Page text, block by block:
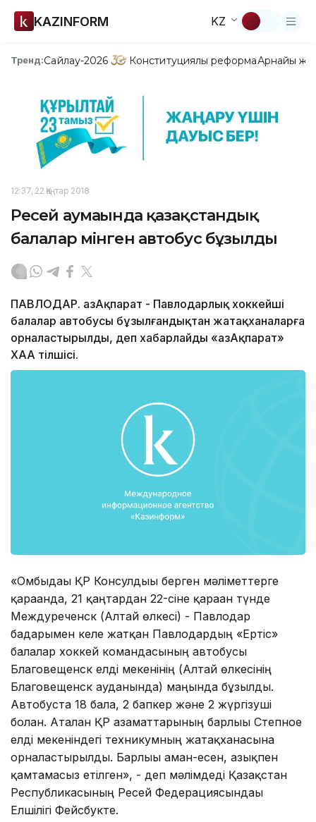
KAZINFORM KZ
Тренд:Сайлау-2026 Конституциялық реформаАрнайы
12:37, 22 Қаңтар 2018
Ресей аумағында қазақстандық
балалар мінген автобус бұзылды
ПАВЛОДАР. ҚазАқпарат - Павлодарлық хоккейші
балалар автобусы бұзылғандықтан жатақханаларға
орналастырылды, деп хабарлайды «ҚазАқпарат»
ХАА тілшісі.
«Омбыдағы ҚР Консулдығы берген мәліметтерге
қарағанда, 21 қаңтардан 22-сіне қараған түнде
Междуреченск (Алтай өлкесі) - Павлодар
бағдарымен келе жатқан Павлодардың «Ертіс»
балалар хоккей командасының автобусы
Благовещенск елді мекенінің (Алтай өлкесінің
Благовещенск ауданында) маңында бұзылды.
Автобуста 18 бала, 2 бапкер және 2 жүргізуші
болған. Аталған ҚР азаматтарының барлығы Степное
елді мекеніндегі техникумның жатақханасына
орналастырылды. Барлығы аман-есен, азықпен
қамтамасыз етілген», - деп мәлімдеді Қазақстан
Республикасының Ресей Федерациясындағы
Елшілігі Фейсбукте.